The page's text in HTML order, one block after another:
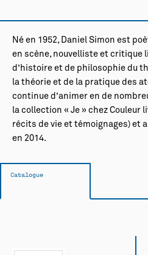
Actualités
Rencontres
Né en 1952, Daniel Simon est
en scène, nouvelliste et critique
d’histoire et de philosophie du
la théorie et de la pratique des
continue d’animer en de
la collection « Je » chez Couleur
récits de vie et témoignages) et
en 2014.
Catalogue